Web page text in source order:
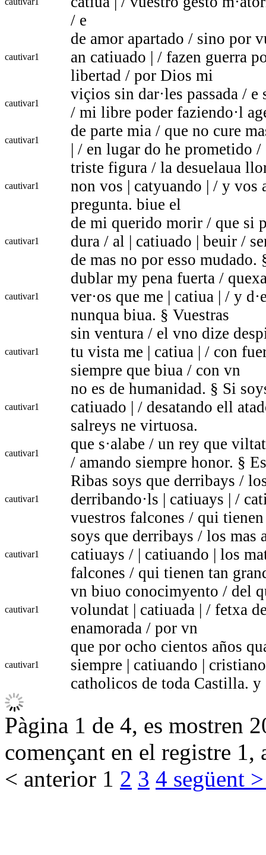
/ e
cautivar1
de amor apartado / sino por
an catiuado | / fazen guerra
libertad / por Dios mi
cautivar1
viçios sin dar·les passada /
/ mi libre poder faziendo·l
cautivar1
de parte mia / que no cure
| / en lugar do he prometido
cautivar1
triste figura / la desuelaua
non vos | catyuando | / y vos
pregunta. biue el
cautivar1
de mi querido morir / que si
dura / al | catiuado | beuir /
de mas no por esso mudado.
cautivar1
dublar my pena fuerta /
ver·os que me | catiua | / y
nunqua biua. § Vuestras
cautivar1
sin ventura / el vno dize
tu vista me | catiua | / con
siempre que biua / con vn
cautivar1
no es de humanidad. § Si
catiuado | / desatando ell
salreys ne virtuosa.
cautivar1
que s·alabe / un rey que
/ amando siempre honor. §
cautivar1
Ribas soys que derribays /
derribando·ls | catiuays | /
vuestros falcones / qui
cautivar1
soys que derribays / los mas
catiuays / | catiuando | los
falcones / qui tienen tan
cautivar1
vn biuo conocimyento / del
volundat | catiuada | / fetxa
enamorada / por vn
cautivar1
que por ocho cientos años
siempre | catiuando |
catholicos de toda Castilla. y
Pàgina 1 de 4, es mostren
començant en el registre 1,
< anterior 1 2 3 4 següent >